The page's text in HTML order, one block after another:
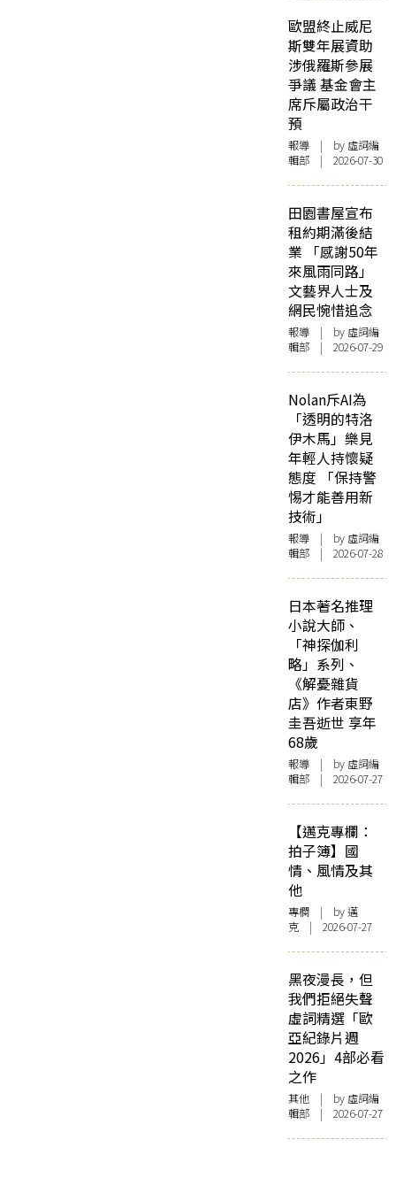
歐盟終止威尼
斯雙年展資助
涉俄羅斯參展
爭議 基金會主
席斥屬政治干
預
報導 | by 虛詞編
輯部 | 2026-07-30
田園書屋宣布
租約期滿後結
業 「感謝50年
來風雨同路」
文藝界人士及
網民惋惜追念
報導 | by 虛詞編
輯部 | 2026-07-29
Nolan斥AI為
「透明的特洛
伊木馬」樂見
年輕人持懷疑
態度 「保持警
惕才能善用新
技術」
報導 | by 虛詞編
輯部 | 2026-07-28
日本著名推理
小說大師、
「神探伽利
略」系列、
《解憂雜貨
店》作者東野
圭吾逝世 享年
68歲
報導 | by 虛詞編
輯部 | 2026-07-27
【邁克專欄：
拍子簿】國
情、風情及其
他
專欄 | by邁
克 | 2026-07-27
黑夜漫長，但
我們拒絕失聲
虛詞精選「歐
亞紀錄片週
2026」4部必看
之作
其他 | by 虛詞編
輯部 | 2026-07-27